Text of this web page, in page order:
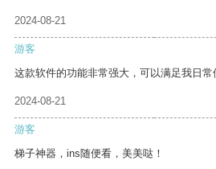
2024-08-21
游客
这款软件的功能非常强大，可以满足我日常
2024-08-21
游客
梯子神器，ins随便看，美美哒！